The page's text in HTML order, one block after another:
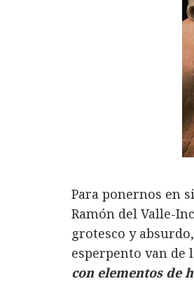
Para ponernos en
Ramón del Valle-
grotesco y
esperpento van de
con elementos de